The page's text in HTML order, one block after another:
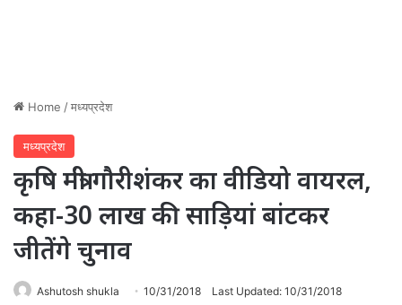
Home /मध्यप्रदेश
मध्यप्रदेश
कृषि मंत्री गौरीशंकर का वीडियो वायरल,
कहा-30 लाख की साड़ियां बांटकर
जीतेंगे चुनाव
Ashutosh shukla 10/31/2018 Last Updated: 10/31/2018